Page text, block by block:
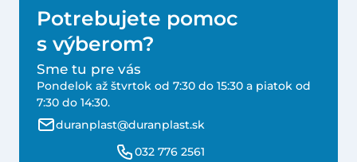
Potrebujete pomoc
s výberom?
Sme tu pre vás
Pondelok až štvrtok od 7:30 do 15:30 a piatok od
7:30 do 14:30.
duranplast@duranplast.sk
032 776 2561